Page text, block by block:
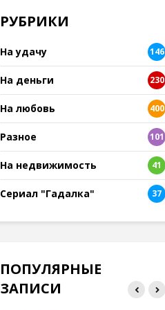
РУБРИКИ
На удачу 146
На деньги 230
На любовь 400
Разное
101
8
На недвижимость 41
Сериал "Гадалка" 37
ПОПУЛЯРНЫЕ
ЗАПИСИ